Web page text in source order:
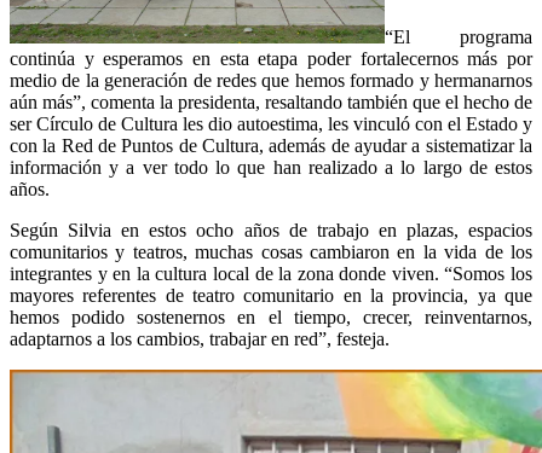
“El programa
continúa y esperamos en esta etapa poder fortalecernos más por
medio de la generación de redes que hemos formado y hermanarnos
aún más”, comenta la presidenta, resaltando también que el hecho de
ser Círculo de Cultura les dio autoestima, les vinculó con el Estado y
con la Red de Puntos de Cultura, además de ayudar a sistematizar la
información y a ver todo lo que han realizado a lo largo de estos
años.
Según Silvia en estos ocho años de trabajo en plazas, espacios
comunitarios y teatros, muchas cosas cambiaron en la vida de los
integrantes y en la cultura local de la zona donde viven. “Somos los
mayores referentes de teatro comunitario en la provincia, ya que
hemos podido sostenernos en el tiempo, crecer, reinventarnos,
adaptarnos a los cambios, trabajar en red”, festeja.